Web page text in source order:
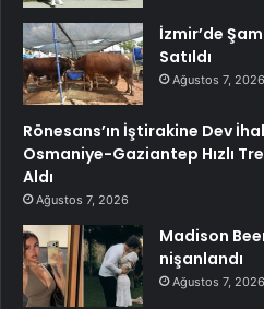
İzmir’de
Satıldı
Ağustos 7, 2026
Rönesans’ın İştirakine Dev
Osmaniye-Gaziantep Hızlı
Aldı
Ağustos 7, 2026
Madison
nişanlandı
Ağustos 7, 2026